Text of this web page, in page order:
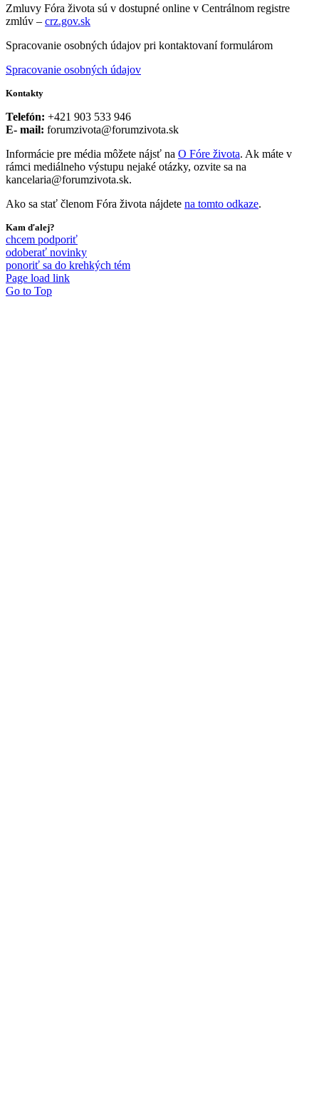
Zmluvy Fóra života sú v dostupné online v Centrálnom registre
zmlúv – crz.gov.sk
Spracovanie osobných údajov pri kontaktovaní formulárom
Spracovanie osobných údajov
Kontakty
Telefón: +421 903 533 946
E- mail: forumzivota@forumzivota.sk
Informácie pre média môžete nájsť na O Fóre života. Ak máte v
rámci mediálneho výstupu nejaké otázky, ozvite sa na
kancelaria@forumzivota.sk.
Ako sa stať členom Fóra života nájdete na tomto odkaze.
Kam ďalej?
chcem podporiť
odoberať novinky
ponoriť sa do krehkých tém
Page load link
Go to Top